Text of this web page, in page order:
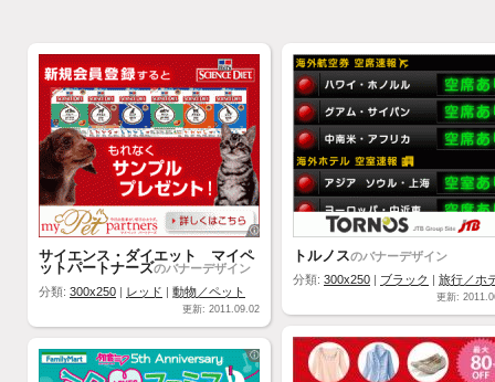
サイエンス・ダイエット マイペ
ットパートナーズのバナーデザイン
分類: 300x250 レッド 動物／ペット
更新: 2011.09.02
トルノスのバナーデザイン
分類: 300x250 ブラック 旅行／ホ
更新: